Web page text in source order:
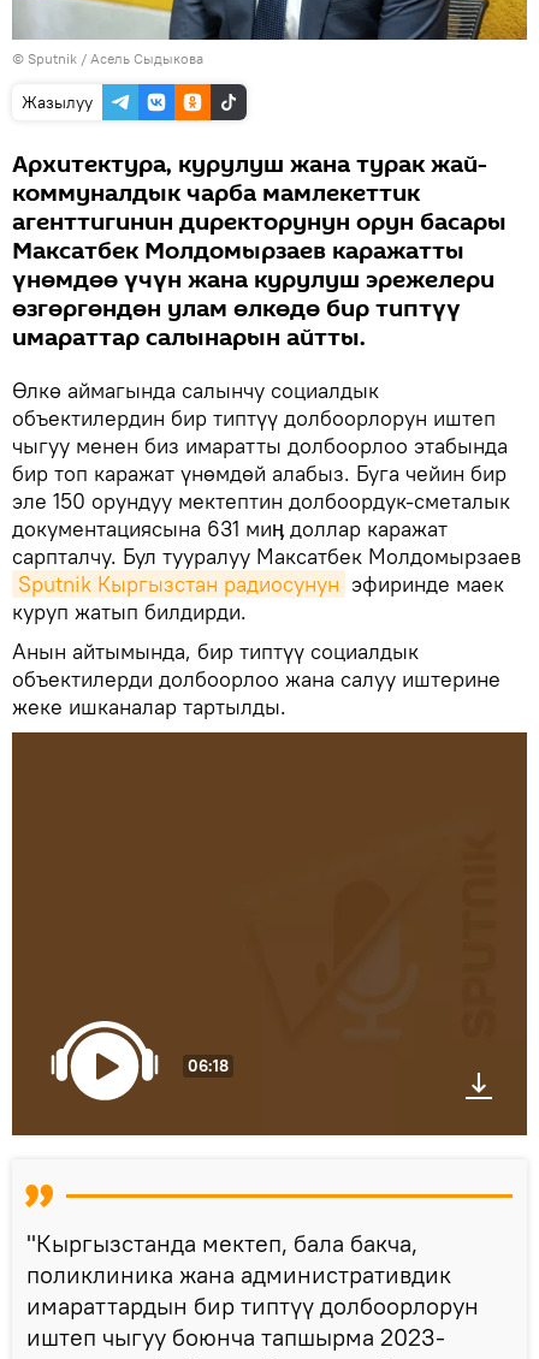
© Sputnik / Асель Сыдыкова
Жазылуу
Архитектура, курулуш жана турак жай-
коммуналдык чарба мамлекеттик
агенттигинин директорунун орун басары
Максатбек Молдомырзаев каражатты
үнөмдөө үчүн жана курулуш эрежелери
өзгөргөндөн улам өлкөдө бир типтүү
имараттар салынарын айтты.
Өлкө аймагында салынчу социалдык
объектилердин бир типтүү долбоорлорун иштеп
чыгуу менен биз имаратты долбоорлоо этабында
бир топ каражат үнөмдөй алабыз. Буга чейин бир
эле 150 орундуу мектептин долбоордук-сметалык
документациясына 631 миӊ доллар каражат
сарпталчу. Бул тууралуу Максатбек Молдомырзаев
Sputnik Кыргызстан радиосунун эфиринде маек
куруп жатып билдирди.
Анын айтымында, бир типтүү социалдык
объектилерди долбоорлоо жана салуу иштерине
жеке ишканалар тартылды.
06:18
"Кыргызстанда мектеп, бала бакча,
поликлиника жана административдик
имараттардын бир типтүү долбоорлорун
иштеп чыгуу боюнча тапшырма 2023-